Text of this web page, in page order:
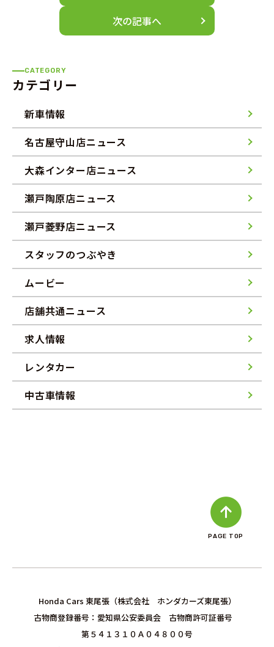
次の記事へ
CATEGORY
カテゴリー
新車情報
名古屋守山店ニュース
大森インター店ニュース
瀬戸陶原店ニュース
瀬戸菱野店ニュース
スタッフのつぶやき
ムービー
店舗共通ニュース
求人情報
レンタカー
中古車情報
PAGE TOP
Honda Cars 東尾張（株式会社 ホンダカーズ東尾張）
古物商登録番号：愛知県公安委員会 古物商許可証番号
第５４１３１０Ａ０４８００号